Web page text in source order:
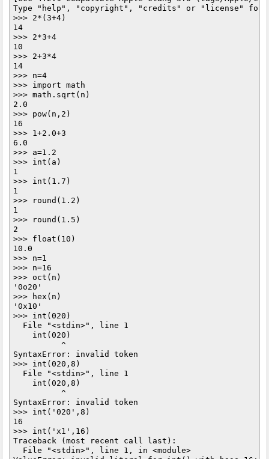
Type "help", "copyright", "credits" or "license" for
>>> 2*(3+4)
14
>>> 2*3+4
10
>>> 2+3*4
14
>>> n=4
>>> import math
>>> math.sqrt(n)
2.0
>>> pow(n,2)
16
>>> 1+2.0+3
6.0
>>> a=1.2
>>> int(a)
1
>>> int(1.7)
1
>>> round(1.2)
1
>>> round(1.5)
2
>>> float(10)
10.0
>>> n=1
>>> n=16
>>> oct(n)
'0o20'
>>> hex(n)
'0x10'
>>> int(020)
  File "<stdin>", line 1
    int(020)
          ^
SyntaxError: invalid token
>>> int(020,8)
  File "<stdin>", line 1
    int(020,8)
          ^
SyntaxError: invalid token
>>> int('020',8)
16
>>> int('x1',16)
Traceback (most recent call last):
  File "<stdin>", line 1, in <module>